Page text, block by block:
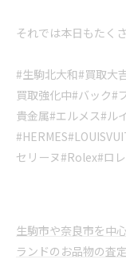
それでは本日もたく
#生駒北大和#買取大
買取強化中#バック#
貴金属#エルメス#ル
セリーヌ#Rolex#ロ
生駒市や奈良市を中
ランドのお品物の査定